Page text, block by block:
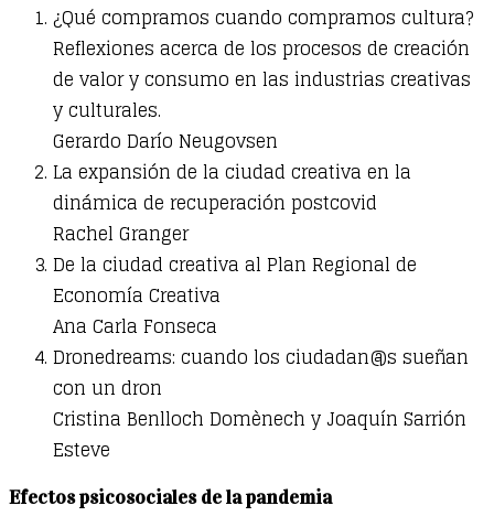
¿Qué compramos cuando compramos cultura?
Reflexiones acerca de los procesos de creación
de valor y consumo en las industrias creativas
y culturales.
Gerardo Darío Neugovsen
La expansión de la ciudad creativa en la
dinámica de recuperación postcovid
Rachel Granger
De la ciudad creativa al Plan Regional de
Economía Creativa
Ana Carla Fonseca
Dronedreams: cuando los ciudadan@s sueñan
con un dron
Cristina Benlloch Domènech y Joaquín Sarrión
Esteve
Efectos psicosociales de la pandemia